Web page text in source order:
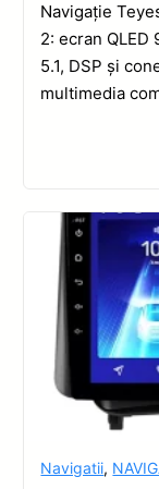
Navigație
2: ecran QLED
5.1, DSP și
multimedia
Navigatii,